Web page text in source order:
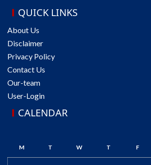
QUICK LINKS
About Us
Disclaimer
Privacy Policy
Contact Us
Our-team
User-Login
CALENDAR
M T W T F